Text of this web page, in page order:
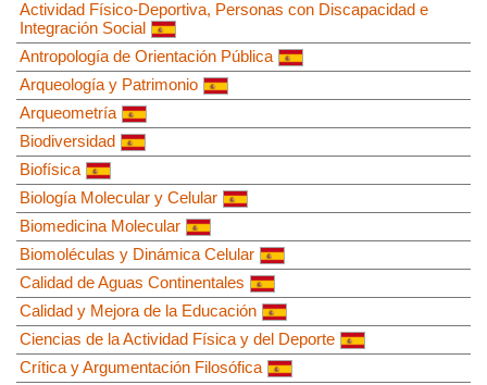
Actividad Físico-Deportiva, Personas con Discapacidad e
Integración Social
Antropología de Orientación Pública
Arqueología y Patrimonio
Arqueometría
Biodiversidad
Biofísica
Biología Molecular y Celular
Biomedicina Molecular
Biomoléculas y Dinámica Celular
Calidad de Aguas Continentales
Calidad y Mejora de la Educación
Ciencias de la Actividad Física y del Deporte
Crítica y Argumentación Filosófica